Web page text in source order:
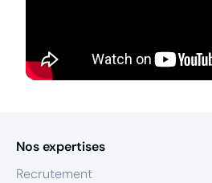
Nos expertises
Recrutement